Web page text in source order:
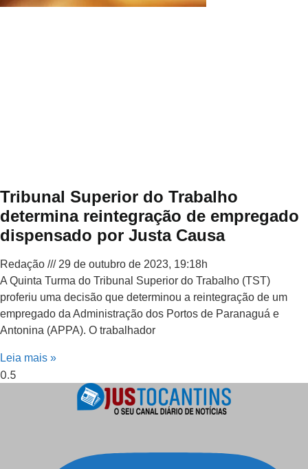
Tribunal Superior do Trabalho
determina reintegração de empregado
dispensado por Justa Causa
Redação
29 de outubro de 2023, 19:18h
A Quinta Turma do Tribunal Superior do Trabalho (TST)
proferiu uma decisão que determinou a reintegração de um
empregado da Administração dos Portos de Paranaguá e
Antonina (APPA). O trabalhador
Leia mais »